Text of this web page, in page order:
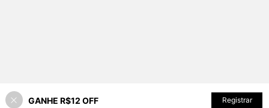
ADICIONAR AO CARRINHO
GANHE R$12 OFF Registrar